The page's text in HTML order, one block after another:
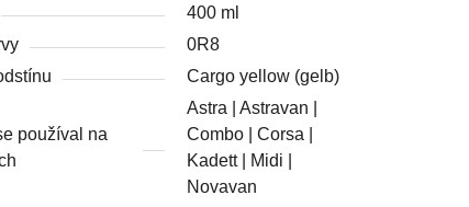
400 ml
0R8
Cargo yellow (gelb)
používal na
Astra | Astravan |
Combo | Corsa |
Kadett | Midi |
Novavan